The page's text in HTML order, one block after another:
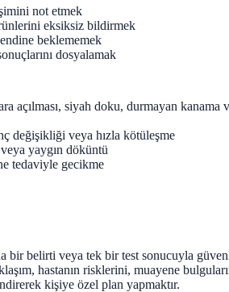
not etmek
eksiksiz bildirmek
beklememek
dosyalamak
açılması, siyah doku, durmayan kanama
değişikliği veya hızla kötüleşme
yaygın döküntü
tedaviyle gecikme
bir belirti veya tek bir test sonucuyla
hastanın risklerini, muayene
kişiye özel plan yapmaktır.